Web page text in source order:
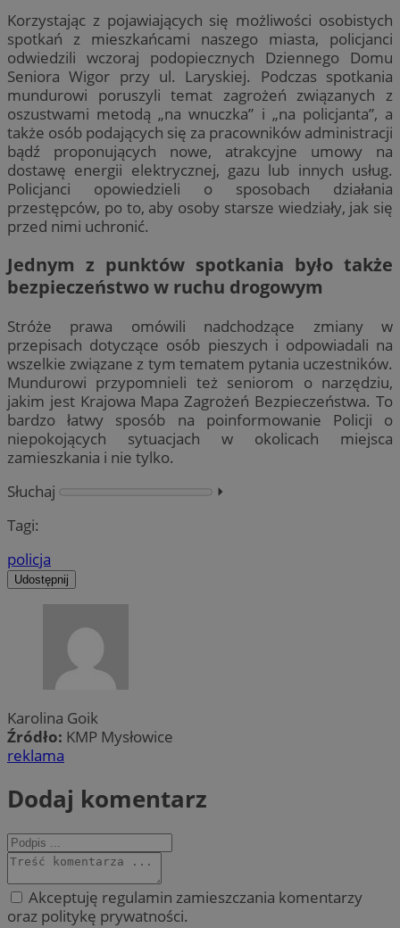
Korzystając z pojawiających się możliwości osobistych
spotkań z mieszkańcami naszego miasta, policjanci
odwiedzili wczoraj podopiecznych Dziennego Domu
Seniora Wigor przy ul. Laryskiej. Podczas spotkania
mundurowi poruszyli temat zagrożeń związanych z
oszustwami metodą „na wnuczka” i „na policjanta”, a
także osób podających się za pracowników administracji
bądź proponujących nowe, atrakcyjne umowy na
dostawę energii elektrycznej, gazu lub innych usług.
Policjanci opowiedzieli o sposobach działania
przestępców, po to, aby osoby starsze wiedziały, jak się
przed nimi uchronić.
Jednym z punktów spotkania było także
bezpieczeństwo w ruchu drogowym
Stróże prawa omówili nadchodzące zmiany w
przepisach dotyczące osób pieszych i odpowiadali na
wszelkie związane z tym tematem pytania uczestników.
Mundurowi przypomnieli też seniorom o narzędziu,
jakim jest Krajowa Mapa Zagrożeń Bezpieczeństwa. To
bardzo łatwy sposób na poinformowanie Policji o
niepokojących sytuacjach w okolicach miejsca
zamieszkania i nie tylko.
Słuchaj
⏵︎
Tagi:
policja
Udostępnij
Karolina Goik
Źródło: KMP Mysłowice
reklama
Dodaj komentarz
Akceptuję regulamin zamieszczania komentarzy
oraz politykę prywatności.